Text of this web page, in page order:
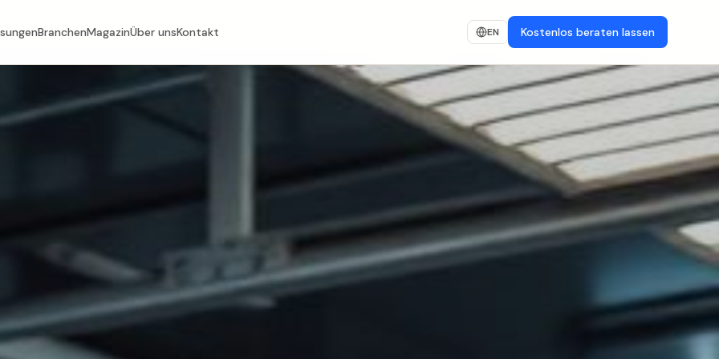
BranchenMagazinÜber unsKontakt EN Kostenlos beraten lassen